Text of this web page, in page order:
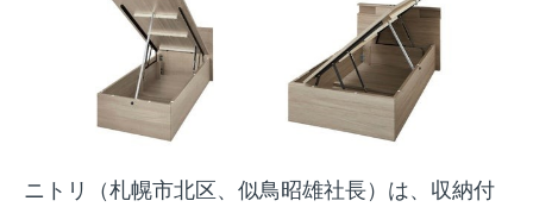
ニトリ（札幌市北区、似鳥昭雄社長）は、収納付